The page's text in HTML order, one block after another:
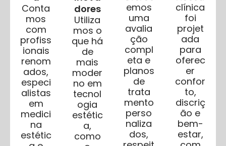
Conta
mos
com
profiss
ionais
renom
ados,
especi
alistas
em
medici
na
estétic
dores
Utiliza
mos o
que há
de
mais
moder
no em
tecnol
ogia
estétic
a,
como
emos
uma
avalia
ção
compl
eta e
planos
de
trata
mento
perso
naliza
dos,
clínica
foi
projet
ada
para
oferec
er
confor
to,
discriç
ão e
bem-
estar,